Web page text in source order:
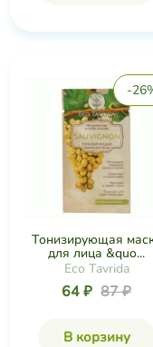
-
Тонизирующая
для лица &quo...
Eco Tavrida
64 ₽ 87 ₽
В корзину